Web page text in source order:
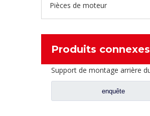
Pièces de moteur
Produits connexes
enquête